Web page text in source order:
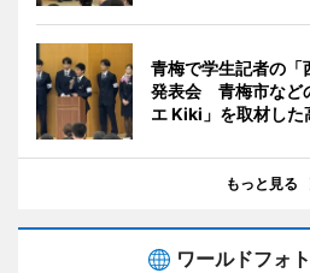
青梅で学生記者の
発表会 青梅市など
エ Kiki」を取材した
もっと見る
ワールドフォ